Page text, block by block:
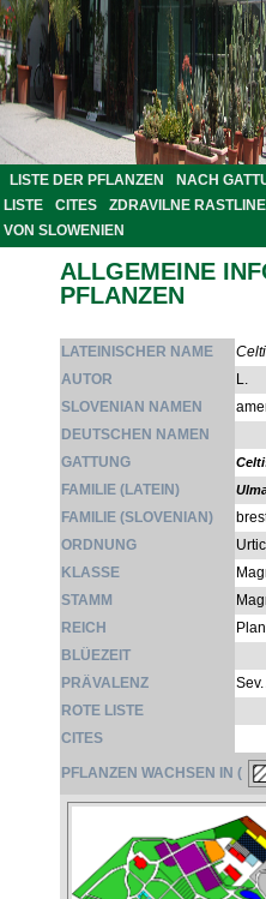
LISTE DER PFLANZEN NACH
LISTE
CITES ZDRAVILNE RASTLINE
VON SLOWENIEN
ALLGEMEINE
PFLANZEN
LATEINISCHER NAME
AUTOR
L.
SLOVENIAN NAMEN
DEUTSCHEN NAMEN
GATTUNG
FAMILIE (LATEIN)
FAMILIE (SLOVENIAN)
ORDNUNG
KLASSE
STAMM
REICH
BLÜEZEIT
PRÄVALENZ
ROTE LISTE
CITES
PFLANZEN WACHSEN IN (